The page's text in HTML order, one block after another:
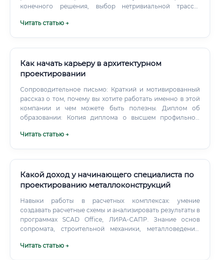
надзорными органами ✅ Руководство монтажными
Программирование контроллеров и диспетчерских
может работать как проектировщиком (в офисе), так и
монтажником-наладчиком (на объекте), а также
стоимость на рынке труда. Какие навыки и знания
необходимы Уровень зарплаты: от новичка до эксперта 💰
Вот здесь начинается самое интересное. Большинство
людей не подозревают, насколько хорошо оплачивается
конечного решения, выбор нетривиальной трассы,
безопасность останутся за инженером.
Читать статью →
Как начать карьеру в архитектурном
проектировании
Сопроводительное письмо: Краткий и мотивированный
рассказ о том, почему вы хотите работать именно в этой
компании и чем можете быть полезны. Диплом об
образовании: Копия диплома о высшем профильном
дополнительные курсы (по Revit, 3ds Max и т.д.),
Читать статью →
Какой доход у начинающего специалиста по
проектированию металлоконструкций
Навыки работы в расчетных комплексах: умение
создавать расчетные схемы и анализировать результаты в
программах SCAD Office, ЛИРА-САПР. Знание основ
сопромата, строительной механики, металловедения.
металлоконструкций.
Читать статью →